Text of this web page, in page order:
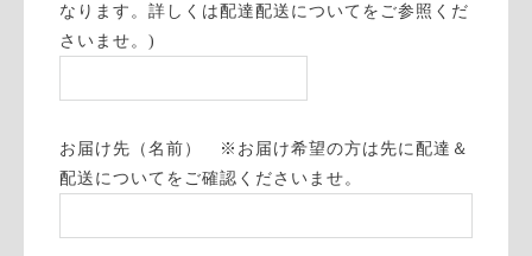
なります。詳しくは配達配送についてをご参照くだ
さいませ。)
お届け先（名前） ※お届け希望の方は先に配達＆
配送についてをご確認くださいませ。